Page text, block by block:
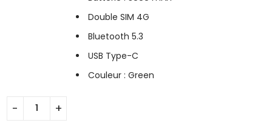
Double SIM 4G
Bluetooth 5.3
USB Type-C
Couleur : Green